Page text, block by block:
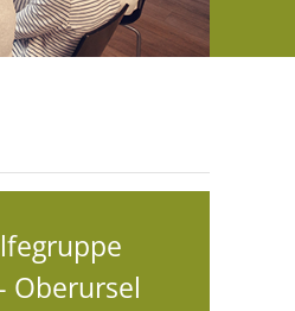
bei der
EUTB® Main-Taunus
EUTB® Wetteraukreis
Oberursel